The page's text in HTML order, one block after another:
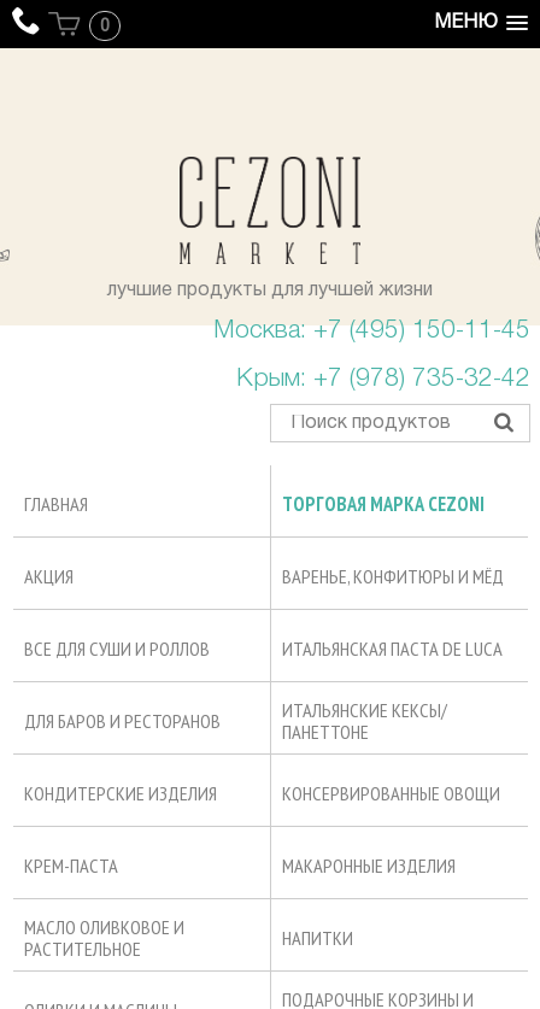
МЕНЮ
0
лучшие продукты для лучшей жизни
Москва: +7 (495) 150-11-45
Крым: +7 (978) 735-32-42
ГЛАВНАЯ ТОРГОВАЯ МАРКА CEZONI
АКЦИЯ ВАРЕНЬЕ, КОНФИТЮРЫ И МЁД
ВСЕ ДЛЯ СУШИ И РОЛЛОВ ИТАЛЬЯНСКАЯ ПАСТА DE LUCA
ДЛЯ БАРОВ И РЕСТОРАНОВ
ИТАЛЬЯНСКИЕ КЕКСЫ/
ПАНЕТТОНЕ
КОНДИТЕРСКИЕ ИЗДЕЛИЯ КОНСЕРВИРОВАННЫЕ ОВОЩИ
КРЕМ-ПАСТА МАКАРОННЫЕ ИЗДЕЛИЯ
МАСЛО ОЛИВКОВОЕ И
РАСТИТЕЛЬНОЕ
НАПИТКИ
ПОДАРОЧНЫЕ КОРЗИНЫ И